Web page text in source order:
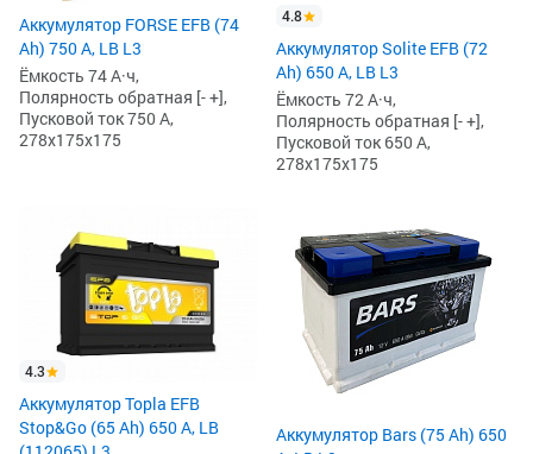
Аккумулятор FORSE EFB (74
Ah) 750 А, LB L3
Ёмкость 74 А·ч,
Полярность обратная [- +],
Пусковой ток 750 А,
278x175x175
4.8
Аккумулятор Solite EFB (72
Ah) 650 А, LB L3
Ёмкость 72 А·ч,
Полярность обратная [- +],
Пусковой ток 650 А,
278x175x175
4.3
Аккумулятор Topla EFB
Stop&Go (65 Ah) 650 А, LB
Аккумулятор Bars (75 Ah) 650